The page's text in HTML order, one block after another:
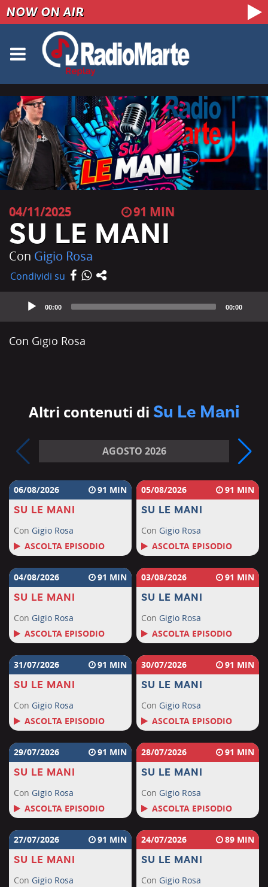
NOW ON AIR
04/11/2025 91
SU LE MANI
Con Gigio Rosa
Condividi su
Player
00:00 00:00
Con Gigio Rosa
Altri contenuti di Su Le Mani
AGOSTO 2026
06/08/2026 91
SU LE MANI
Con Gigio Rosa
ASCOLTA EPISODIO
05/08/2026 91
SU LE MANI
Con Gigio Rosa
ASCOLTA EPISODIO
04/08/2026 91
SU LE MANI
Con Gigio Rosa
ASCOLTA EPISODIO
03/08/2026 91
SU LE MANI
Con Gigio Rosa
ASCOLTA EPISODIO
31/07/2026 91
SU LE MANI
Con Gigio Rosa
ASCOLTA EPISODIO
30/07/2026 91
SU LE MANI
Con Gigio Rosa
ASCOLTA EPISODIO
29/07/2026 91
SU LE MANI
Con Gigio Rosa
ASCOLTA EPISODIO
28/07/2026 91
SU LE MANI
Con Gigio Rosa
ASCOLTA EPISODIO
27/07/2026 91
SU LE MANI
Con Gigio Rosa
24/07/2026 89
SU LE MANI
Con Gigio Rosa